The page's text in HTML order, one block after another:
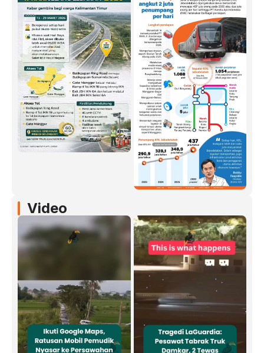
Video